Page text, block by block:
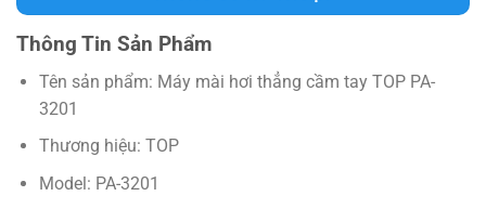
Thông Tin Sản Phẩm
Tên sản phẩm: Máy mài hơi thẳng cầm tay TOP PA-
3201
Thương hiệu: TOP
Model: PA-3201